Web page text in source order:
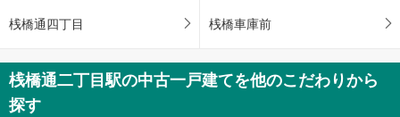
桟橋通四丁目 桟橋車庫前
桟橋通二丁目駅の中古一戸建てを他のこだわりから
探す